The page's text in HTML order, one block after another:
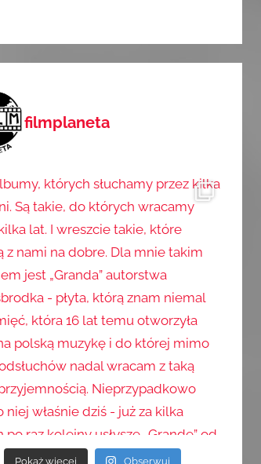
filmplaneta
Pokaż więcej Obserwuj